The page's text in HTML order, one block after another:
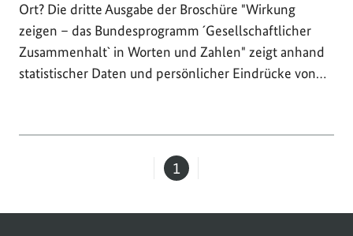
Ort? Die dritte Ausgabe der Broschüre "Wirkung
zeigen – das Bundesprogramm ´Gesellschaftlicher
Zusammenhalt` in Worten und Zahlen" zeigt anhand
statistischer Daten und persönlicher Eindrücke von…
Seite
1